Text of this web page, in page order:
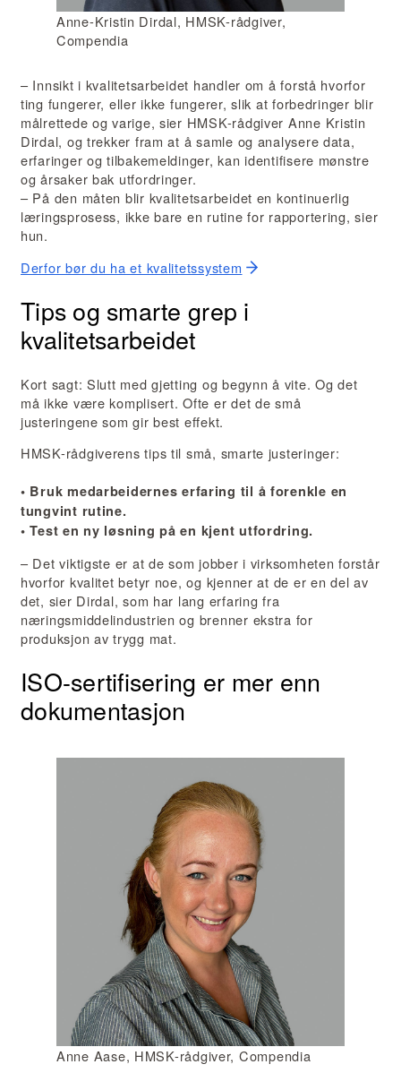
Anne-Kristin Dirdal, HMSK-rådgiver,
Compendia
– Innsikt i kvalitetsarbeidet handler om å forstå hvorfor
ting fungerer, eller ikke fungerer, slik at forbedringer blir
målrettede og varige, sier HMSK-rådgiver Anne Kristin
Dirdal, og trekker fram at å samle og analysere data,
erfaringer og tilbakemeldinger, kan identifisere mønstre
og årsaker bak utfordringer.
– På den måten blir kvalitetsarbeidet en kontinuerlig
læringsprosess, ikke bare en rutine for rapportering, sier
hun.
Derfor bør du ha et kvalitetssystem
Tips og smarte grep i
kvalitetsarbeidet
Kort sagt: Slutt med gjetting og begynn å vite. Og det
må ikke være komplisert. Ofte er det de små
justeringene som gir best effekt.
HMSK-rådgiverens tips til små, smarte justeringer:
• Bruk medarbeidernes erfaring til å forenkle en
tungvint rutine.
• Test en ny løsning på en kjent utfordring.
– Det viktigste er at de som jobber i virksomheten forstår
hvorfor kvalitet betyr noe, og kjenner at de er en del av
det, sier Dirdal, som har lang erfaring fra
næringsmiddelindustrien og brenner ekstra for
produksjon av trygg mat.
ISO-sertifisering er mer enn
dokumentasjon
Anne Aase, HMSK-rådgiver, Compendia